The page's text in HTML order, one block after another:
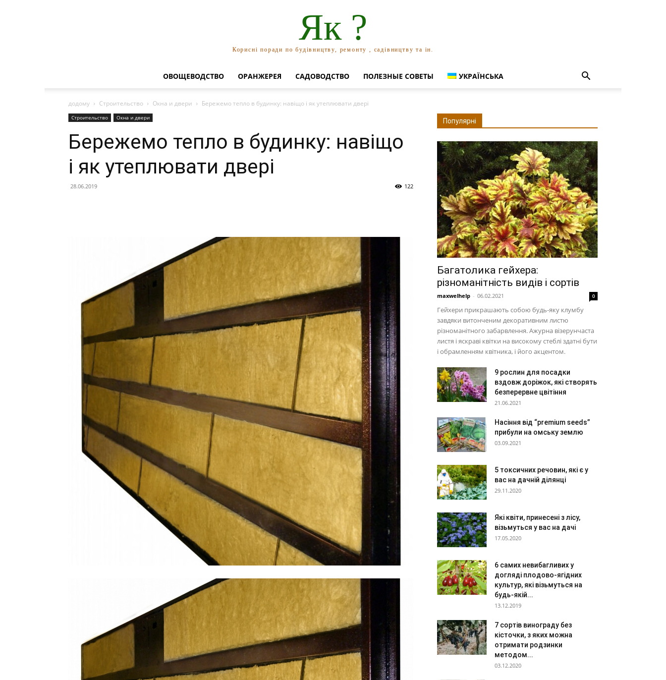
Як ?
Корисні поради по будівництву, ремонту , садівництву та ін.
ОВОЩЕВОДСТВО ОРАНЖЕРЕЯ САДОВОДСТВО ПОЛЕЗНЫЕ СОВЕТЫ УКРАЇНСЬКА
додому Строительство Окна и двери Бережемо тепло в будинку: навіщо і як утеплювати двері
Строительство Окна и двери
Бережемо тепло в будинку: навіщо
і як утеплювати двері
28.06.2019 122
Популярні
Багатолика гейхера:
різноманітність видів і сортів
maxwelhelp - 06.02.2021 0
Гейхери прикрашають собою будь-яку клумбу
завдяки витонченим декоративним листю
різноманітного забарвлення. Ажурна візерунчаста
листя і яскраві квітки на високому стеблі здатні бути
і обрамленням квітника, і його акцентом.
9 рослин для посадки
вздовж доріжок, які створять
безперервне цвітіння
21.06.2021
Насіння від “premium seeds”
прибули на омську землю
03.09.2021
5 токсичних речовин, які є у
вас на дачній ділянці
29.11.2020
Які квіти, принесені з лісу,
візьмуться у вас на дачі
17.05.2020
6 самих невибагливих у
догляді плодово-ягідних
культур, які візьмуться на
будь-якій...
13.12.2019
7 сортів винограду без
кісточки, з яких можна
отримати родзинки
методом...
03.12.2020